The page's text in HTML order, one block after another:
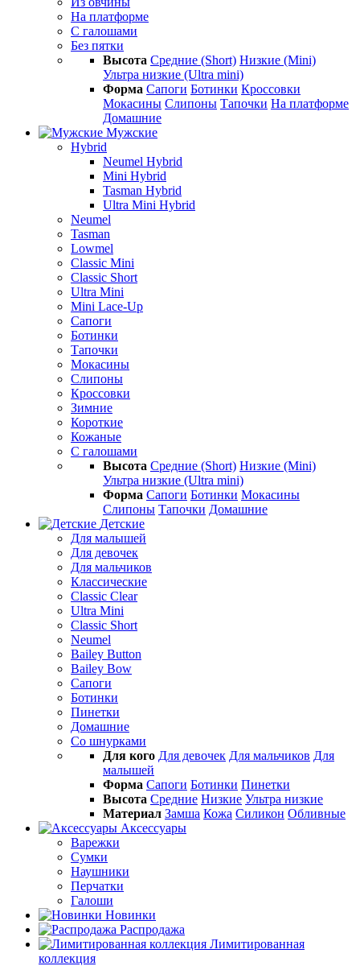
На платформе
С галошами
Без пятки
Высота Средние (Short) Низкие (Mini)
Ультра низкие (Ultra mini)
Форма Сапоги Ботинки Кроссовки
Мокасины Слипоны Тапочки На платформе
Домашние
Мужские
Hybrid
Neumel Hybrid
Mini Hybrid
Tasman Hybrid
Ultra Mini Hybrid
Neumel
Tasman
Lowmel
Classic Mini
Classic Short
Ultra Mini
Mini Lace-Up
Сапоги
Ботинки
Тапочки
Мокасины
Слипоны
Кроссовки
Зимние
Короткие
Кожаные
С галошами
Высота Средние (Short) Низкие (Mini)
Ультра низкие (Ultra mini)
Форма Сапоги Ботинки Мокасины
Слипоны Тапочки Домашние
Детские
Для малышей
Для девочек
Для мальчиков
Классические
Classic Clear
Ultra Mini
Classic Short
Neumel
Bailey Button
Bailey Bow
Сапоги
Ботинки
Пинетки
Домашние
Со шнурками
Для кого Для девочек Для мальчиков Для
малышей
Форма Сапоги Ботинки Пинетки
Высота Средние Низкие Ультра низкие
Материал Замша Кожа Силикон Обливные
Аксессуары
Варежки
Сумки
Наушники
Перчатки
Галоши
Новинки
Распродажа
Лимитированная
коллекция